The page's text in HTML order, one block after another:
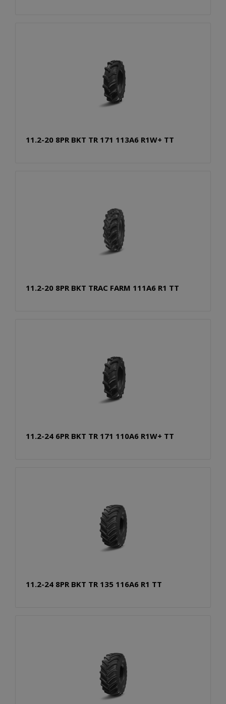
11.2-20 8PR BKT TR 171 113A6 R1W+ TT
11.2-20 8PR BKT TRAC FARM 111A6 R1 TT
11.2-24 6PR BKT TR 171 110A6 R1W+ TT
11.2-24 8PR BKT TR 135 116A6 R1 TT